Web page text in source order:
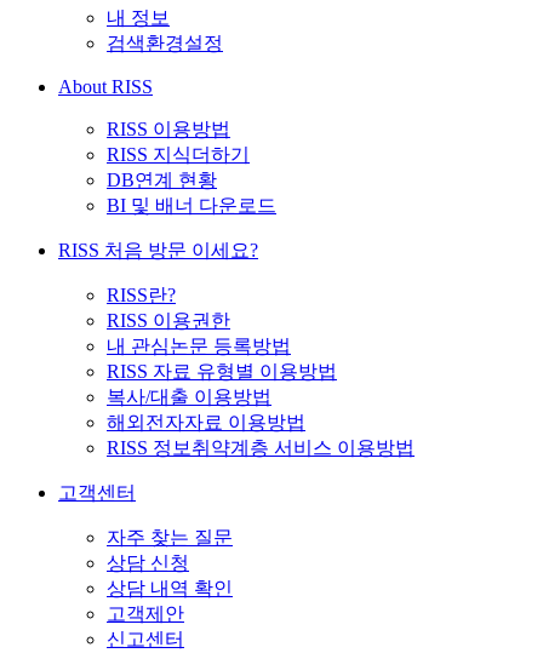
내 정보
검색환경설정
About RISS
RISS 이용방법
RISS 지식더하기
DB연계 현황
BI 및 배너 다운로드
RISS 처음 방문 이세요?
RISS란?
RISS 이용권한
내 관심논문 등록방법
RISS 자료 유형별 이용방법
복사/대출 이용방법
해외전자자료 이용방법
RISS 정보취약계층 서비스 이용방법
고객센터
자주 찾는 질문
상담 신청
상담 내역 확인
고객제안
신고센터